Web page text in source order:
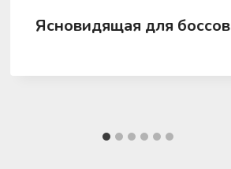
Ясновидящая для боссов